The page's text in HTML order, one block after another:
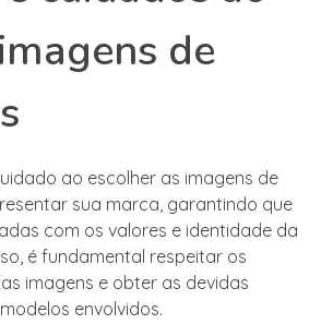
de
ao escolher as imagens de
sua marca, garantindo que
com os valores e identidade da
é fundamental respeitar os
imagens e obter as devidas
envolvidos.